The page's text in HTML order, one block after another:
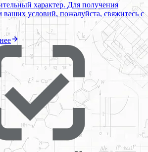
характер. Для получения
условий, пожалуйста, свяжитесь с